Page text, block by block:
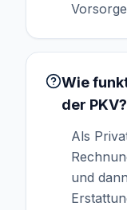
Wie
der PKV?
Als
und